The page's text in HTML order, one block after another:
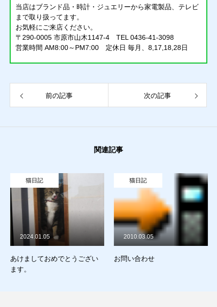
買取り
販売
お問合せ
猫日記
質預かり
当店はブランド品・時計・ジュエリーから家電製品、テレビ
まで取り扱ってます。
お気軽にご来店ください。
〒290-0005 市原市山木1147-4 TEL 0436-41-3098
営業時間 AM8:00～PM7:00 定休日 毎月、8,17,18,28日
前の記事 次の記事
関連記事
猫日記
あけましておめでとうござい
ます。
2024.01.05
猫日記
お問い合わせ
2010.03.05